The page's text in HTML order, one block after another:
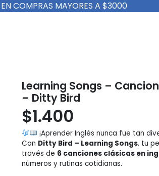
COMPRAS MAYORES A $3000
Learning Songs –
– Ditty Bird
$1.400
¡Aprender Inglés nunca fue tan
Con Ditty Bird – Learning Songs, tu
través de 6 canciones clásicas en
números y rutinas cotidianas.